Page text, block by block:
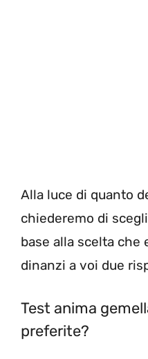
Alla luce di quanto
chiederemo di
base alla scelta
dinanzi a voi due
Test anima
preferite?